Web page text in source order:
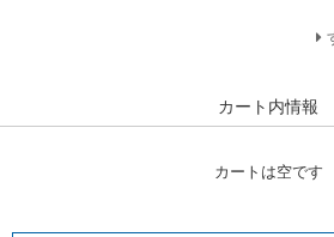
カート内情報
カートは空です